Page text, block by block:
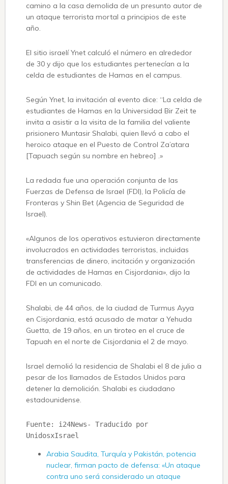
camino a la casa demolida de un presunto autor de
un ataque terrorista mortal a principios de este
año.
El sitio israelí Ynet calculó el número en alrededor
de 30 y dijo que los estudiantes pertenecían a la
celda de estudiantes de Hamas en el campus.
Según Ynet, la invitación al evento dice: “La celda de
estudiantes de Hamas en la Universidad Bir Zeit te
invita a asistir a la visita de la familia del valiente
prisionero Muntasir Shalabi, quien llevó a cabo el
heroico ataque en el Puesto de Control Za’atara
[Tapuach según su nombre en hebreo] .»
La redada fue una operación conjunta de las
Fuerzas de Defensa de Israel (FDI), la Policía de
Fronteras y Shin Bet (Agencia de Seguridad de
Israel).
«Algunos de los operativos estuvieron directamente
involucrados en actividades terroristas, incluidas
transferencias de dinero, incitación y organización
de actividades de Hamas en Cisjordania», dijo la
FDI en un comunicado.
Shalabi, de 44 años, de la ciudad de Turmus Ayya
en Cisjordania, está acusado de matar a Yehuda
Guetta, de 19 años, en un tiroteo en el cruce de
Tapuah en el norte de Cisjordania el 2 de mayo.
Israel demolió la residencia de Shalabi el 8 de julio a
pesar de los llamados de Estados Unidos para
detener la demolición. Shalabi es ciudadano
estadounidense.
Fuente: i24News- Traducido por
UnidosxIsrael
Arabia Saudita, Turquía y Pakistán, potencia
nuclear, firman pacto de defensa: «Un ataque
contra uno será considerado un ataque